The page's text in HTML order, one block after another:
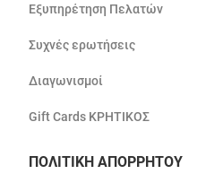
Εξυπηρέτηση Πελατών
Συχνές ερωτήσεις
Διαγωνισμοί
Gift Cards ΚΡΗΤΙΚΟΣ
ΠΟΛΙΤΙΚΗ ΑΠΟΡΡΗΤΟΥ